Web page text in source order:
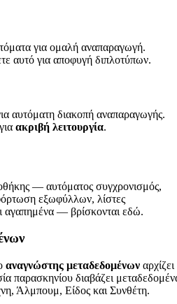
για ομαλή αναπαραγωγή.
αυτό για αποφυγή διπλοτύπων.
αυτόματη διακοπή αναπαραγωγής.
ακριβή λειτουργία.
— αυτόματος συγχρονισμός,
εξωφύλλων, λίστες
αγαπημένα — βρίσκονται εδώ.
αναγνώστης μεταδεδομένων αρχίζει
παρασκηνίου διαβάζει
Άλμπουμ, Είδος και Συνθέτη.